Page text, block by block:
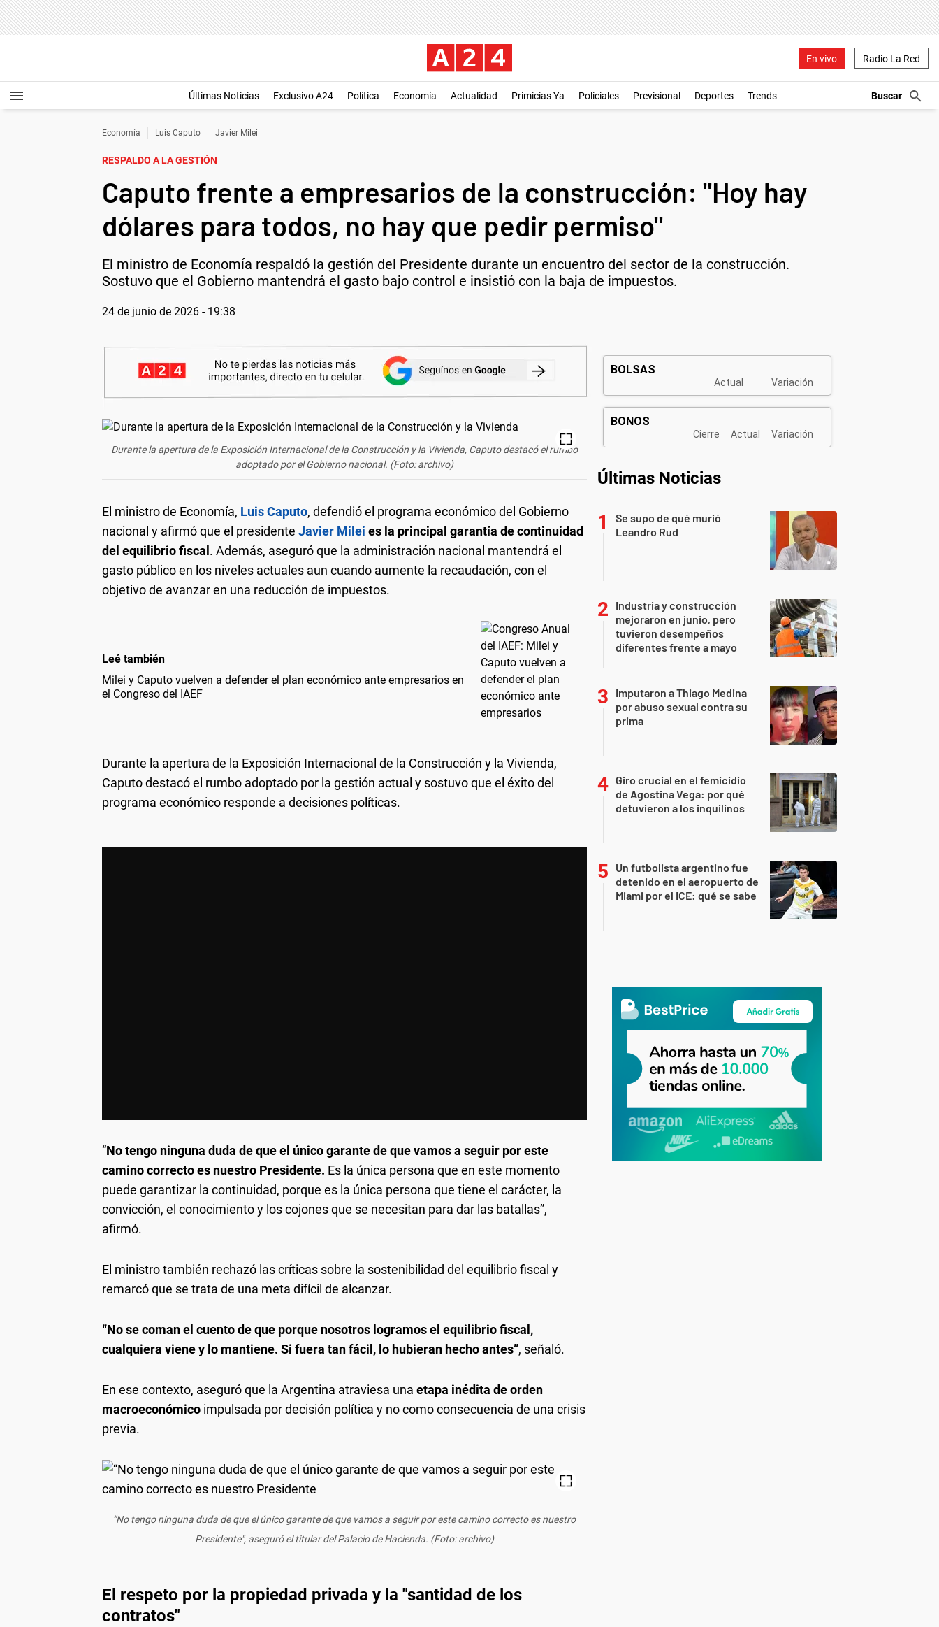
En vivo Radio La Red
Últimas Noticias Exclusivo A24 Política Economía Actualidad Primicias Ya Policiales Previsional Deportes Trends
Economía Luis Caputo Javier Milei
RESPALDO A LA GESTIÓN
Caputo frente a empresarios de la construcción: "Hoy hay
dólares para todos, no hay que pedir permiso"
El ministro de Economía respaldó la gestión del Presidente durante un encuentro del sector de la construcción.
Sostuvo que el Gobierno mantendrá el gasto bajo control e insistió con la baja de impuestos.
24 de junio de 2026 - 19:38
Durante la apertura de la Exposición Internacional de la Construcción y la Vivienda, Caputo destacó el rumbo
adoptado por el Gobierno nacional. (Foto: archivo)
El ministro de Economía, Luis Caputo, defendió el programa económico del Gobierno
nacional y afirmó que el presidente Javier Milei es la principal garantía de continuidad
del equilibrio fiscal. Además, aseguró que la administración nacional mantendrá el
gasto público en los niveles actuales aun cuando aumente la recaudación, con el
objetivo de avanzar en una reducción de impuestos.
Leé también
Milei y Caputo vuelven a defender el plan económico ante empresarios en
el Congreso del IAEF
Durante la apertura de la Exposición Internacional de la Construcción y la Vivienda,
Caputo destacó el rumbo adoptado por la gestión actual y sostuvo que el éxito del
programa económico responde a decisiones políticas.
“No tengo ninguna duda de que el único garante de que vamos a seguir por este
camino correcto es nuestro Presidente. Es la única persona que en este momento
puede garantizar la continuidad, porque es la única persona que tiene el carácter, la
convicción, el conocimiento y los cojones que se necesitan para dar las batallas”,
afirmó.
El ministro también rechazó las críticas sobre la sostenibilidad del equilibrio fiscal y
remarcó que se trata de una meta difícil de alcanzar.
“No se coman el cuento de que porque nosotros logramos el equilibrio fiscal,
cualquiera viene y lo mantiene. Si fuera tan fácil, lo hubieran hecho antes”, señaló.
En ese contexto, aseguró que la Argentina atraviesa una etapa inédita de orden
macroeconómico impulsada por decisión política y no como consecuencia de una crisis
previa.
“No tengo ninguna duda de que el único garante de que vamos a seguir por este camino correcto es nuestro
Presidente", aseguró el titular del Palacio de Hacienda. (Foto: archivo)
El respeto por la propiedad privada y la "santidad de los
contratos"
Últimas Noticias
Se supo de qué murió
Leandro Rud
Industria y construcción
mejoraron en junio, pero
tuvieron desempeños
diferentes frente a mayo
Imputaron a Thiago Medina
por abuso sexual contra su
prima
Giro crucial en el femicidio
de Agostina Vega: por qué
detuvieron a los inquilinos
Un futbolista argentino fue
detenido en el aeropuerto de
Miami por el ICE: qué se sabe